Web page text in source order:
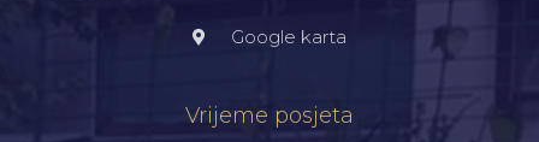
Google karta
Vrijeme posjeta